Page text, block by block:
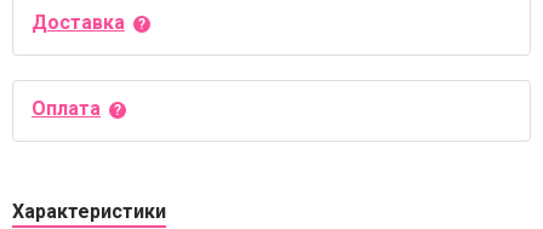
Доставка
Оплата
Характеристики